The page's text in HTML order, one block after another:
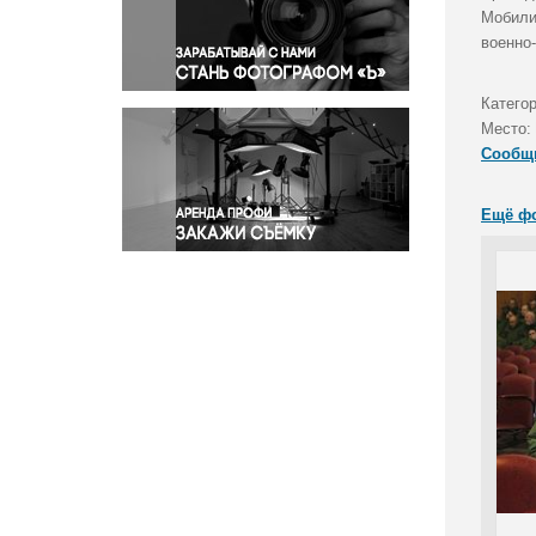
Правосудие
Происшествия и конфликты
Религия
Светская жизнь
Спорт
Экология
Экономика и бизнес
Место:
Ещё